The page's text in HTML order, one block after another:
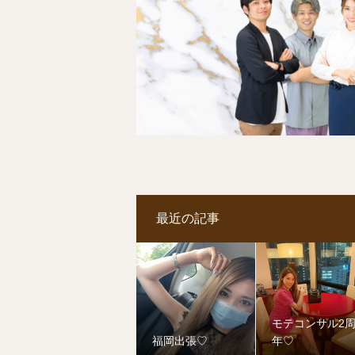
最近の記事
福岡出張♡
モテコンサル2周
年♡